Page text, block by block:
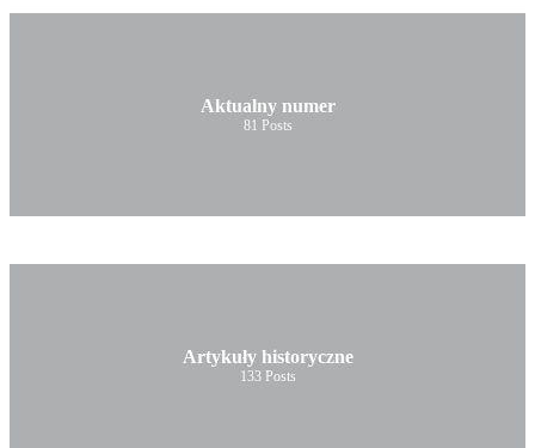
Aktualny numer
81 Posts
Artykuły historyczne
133 Posts